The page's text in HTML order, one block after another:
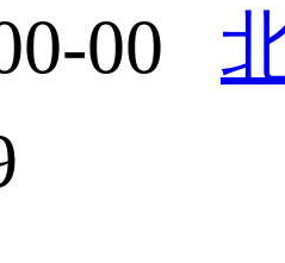
00